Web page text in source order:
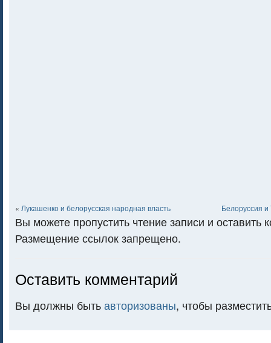
« Лукашенко и белорусская народная власть Белоруссия
Вы можете пропустить чтение записи и оставить
Размещение ссылок запрещено.
Оставить комментарий
Вы должны бытьавторизованы, чтобы